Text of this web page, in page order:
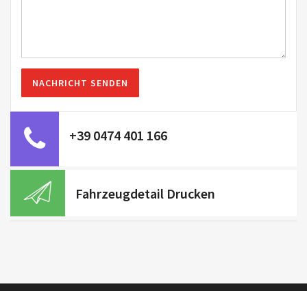
+39 0474 401 166
Fahrzeugdetail Drucken